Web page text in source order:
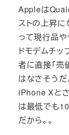
Appleは
ストの上昇に
って現行品
ドモデムチッ
者に直接「売
はなさそう
iPhone Xと
は最低でも
だから。。